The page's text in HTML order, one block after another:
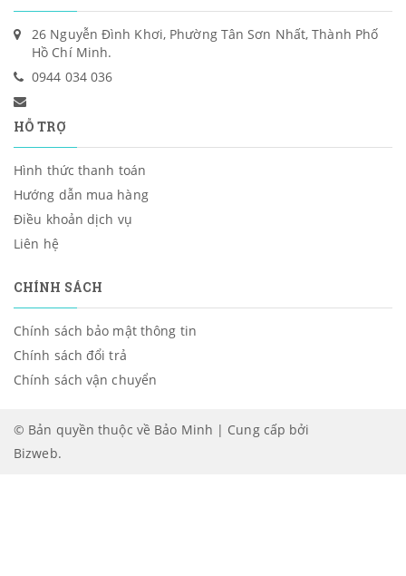
26 Nguyễn Đình Khơi, Phường Tân Sơn Nhất, Thành Phố
Hồ Chí Minh.
0944 034 036
HỖ TRỢ
Hình thức thanh toán
Hướng dẫn mua hàng
Điều khoản dịch vụ
Liên hệ
CHÍNH SÁCH
Chính sách bảo mật thông tin
Chính sách đổi trả
Chính sách vận chuyển
© Bản quyền thuộc về Bảo Minh | Cung cấp bởi
Bizweb.